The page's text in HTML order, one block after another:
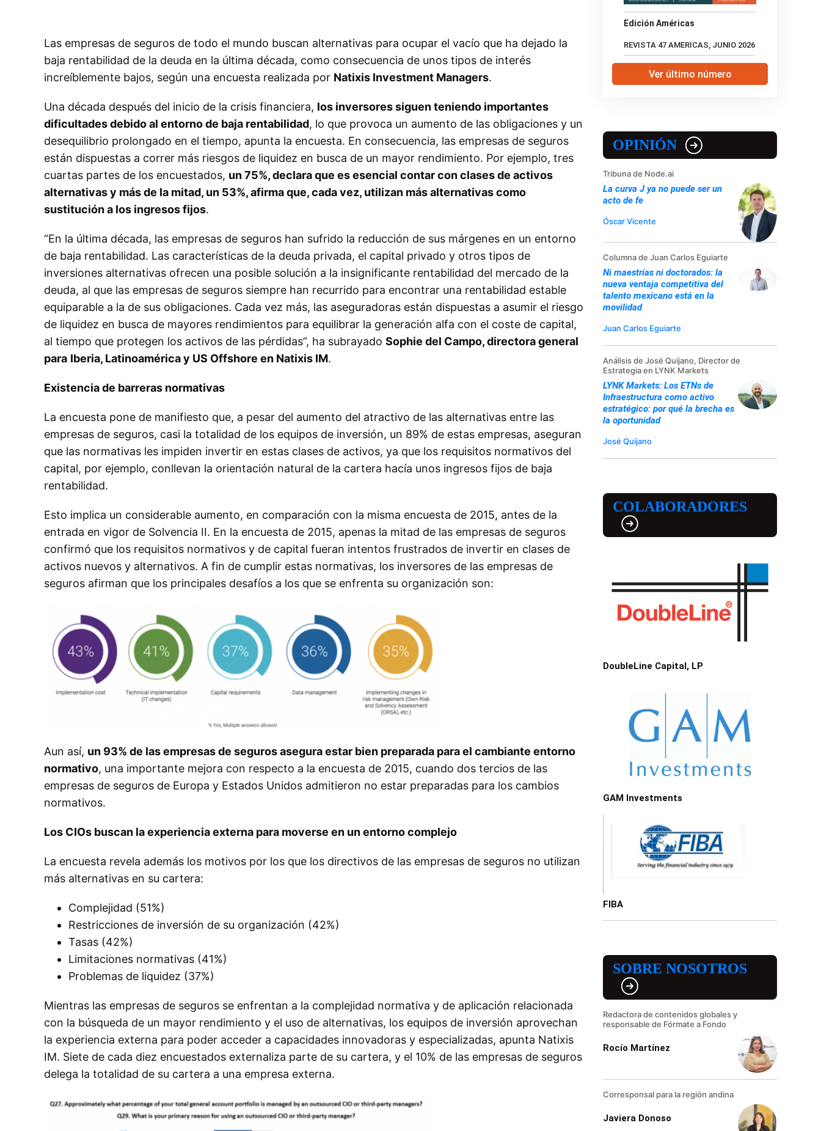
Las empresas de seguros de todo el mundo buscan alternativas para ocupar el vacío que ha dejado la
baja rentabilidad de la deuda en la última década, como consecuencia de unos tipos de interés
increíblemente bajos, según una encuesta realizada por Natixis Investment Managers.
Una década después del inicio de la crisis financiera, los inversores siguen teniendo importantes
dificultades debido al entorno de baja rentabilidad, lo que provoca un aumento de las obligaciones y un
desequilibrio prolongado en el tiempo, apunta la encuesta. En consecuencia, las empresas de seguros
están dispuestas a correr más riesgos de liquidez en busca de un mayor rendimiento. Por ejemplo, tres
cuartas partes de los encuestados, un 75%, declara que es esencial contar con clases de activos
alternativas y más de la mitad, un 53%, afirma que, cada vez, utilizan más alternativas como
sustitución a los ingresos fijos.
“En la última década, las empresas de seguros han sufrido la reducción de sus márgenes en un entorno
de baja rentabilidad. Las características de la deuda privada, el capital privado y otros tipos de
inversiones alternativas ofrecen una posible solución a la insignificante rentabilidad del mercado de la
deuda, al que las empresas de seguros siempre han recurrido para encontrar una rentabilidad estable
equiparable a la de sus obligaciones. Cada vez más, las aseguradoras están dispuestas a asumir el riesgo
de liquidez en busca de mayores rendimientos para equilibrar la generación alfa con el coste de capital,
al tiempo que protegen los activos de las pérdidas”, ha subrayado Sophie del Campo, directora general
para Iberia, Latinoamérica y US Offshore en Natixis IM.
Existencia de barreras normativas
La encuesta pone de manifiesto que, a pesar del aumento del atractivo de las alternativas entre las
empresas de seguros, casi la totalidad de los equipos de inversión, un 89% de estas empresas, aseguran
que las normativas les impiden invertir en estas clases de activos, ya que los requisitos normativos del
capital, por ejemplo, conllevan la orientación natural de la cartera hacía unos ingresos fijos de baja
rentabilidad.
Esto implica un considerable aumento, en comparación con la misma encuesta de 2015, antes de la
entrada en vigor de Solvencia II. En la encuesta de 2015, apenas la mitad de las empresas de seguros
confirmó que los requisitos normativos y de capital fueran intentos frustrados de invertir en clases de
activos nuevos y alternativos. A fin de cumplir estas normativas, los inversores de las empresas de
seguros afirman que los principales desafíos a los que se enfrenta su organización son:
Aun así, un 93% de las empresas de seguros asegura estar bien preparada para el cambiante entorno
normativo, una importante mejora con respecto a la encuesta de 2015, cuando dos tercios de las
empresas de seguros de Europa y Estados Unidos admitieron no estar preparadas para los cambios
normativos.
Los CIOs buscan la experiencia externa para moverse en un entorno complejo
La encuesta revela además los motivos por los que los directivos de las empresas de seguros no utilizan
más alternativas en su cartera:
Complejidad (51%)
Restricciones de inversión de su organización (42%)
Tasas (42%)
Limitaciones normativas (41%)
Problemas de liquidez (37%)
Mientras las empresas de seguros se enfrentan a la complejidad normativa y de aplicación relacionada
con la búsqueda de un mayor rendimiento y el uso de alternativas, los equipos de inversión aprovechan
la experiencia externa para poder acceder a capacidades innovadoras y especializadas, apunta Natixis
IM. Siete de cada diez encuestados externaliza parte de su cartera, y el 10% de las empresas de seguros
delega la totalidad de su cartera a una empresa externa.
Edición Américas
REVISTA 47 AMERICAS, JUNIO 2026
Ver último número
OPINIÓN
Tribuna de Node.ai
La curva J ya no puede ser un
acto de fe
Óscar Vicente
Columna de Juan Carlos Eguiarte
Ni maestrías ni doctorados: la
nueva ventaja competitiva del
talento mexicano está en la
movilidad
Juan Carlos Eguiarte
Análisis de José Quijano, Director de
Estrategia en LYNK Markets
LYNK Markets: Los ETNs de
Infraestructura como activo
estratégico: por qué la brecha es
la oportunidad
José Quijano
COLABORADORES
DoubleLine Capital, LP
GAM Investments
FIBA
SOBRE NOSOTROS
Redactora de contenidos globales y
responsable de Fórmate a Fondo
Rocío Martínez
Corresponsal para la región andina
Javiera Donoso